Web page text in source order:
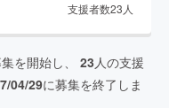
支援者数23 人
を開始し、 23人の支援
04/29に募集を終了しま